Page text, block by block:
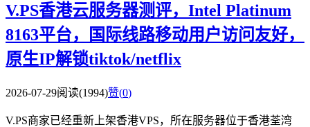
V.PS香港云服务器测评，Intel Platinum
8163平台，国际线路移动用户访问友好，
原生IP解锁tiktok/netflix
2026-07-29阅读(1994)赞(0)
V.PS商家已经重新上架香港VPS，所在服务器位于香港荃湾